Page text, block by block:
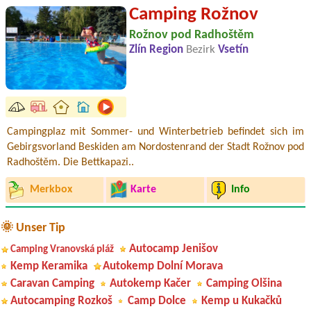
Camping Rožnov
Rožnov pod Radhoštěm
Zlín Region Bezirk Vsetín
Campingplaz mit Sommer- und Winterbetrieb befindet sich im
Gebirgsvorland Beskiden am Nordostenrand der Stadt Rožnov pod
Radhoštěm. Die Bettkapazi..
Merkbox Karte Info
🌞 Unser Tip
Camping Vranovská pláž
Autocamp Jenišov
Kemp Keramika
Autokemp Dolní Morava
Caravan Camping
Autokemp Kačer
Camping Olšina
Autocamping Rozkoš
Camp Dolce
Kemp u Kukačků